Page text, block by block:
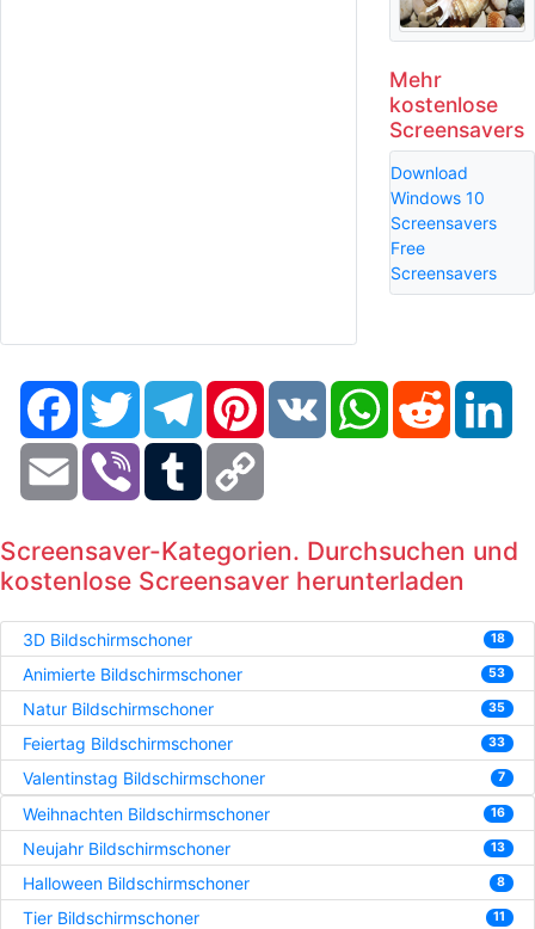
Mehr
kostenlose
Screensavers
Download
Windows 10
Screensavers
Free
Screensavers
FacebookTwitter TelegramPinterestVK WhatsAppReddit
Email Viber Tumblr
Screensaver-Kategorien. Durchsuchen und
kostenlose Screensaver herunterladen
3D Bildschirmschoner 18
Animierte Bildschirmschoner 53
Natur Bildschirmschoner 35
Feiertag Bildschirmschoner 33
Valentinstag Bildschirmschoner 7
Weihnachten Bildschirmschoner 16
Neujahr Bildschirmschoner 13
Halloween Bildschirmschoner 8
Tier Bildschirmschoner 11